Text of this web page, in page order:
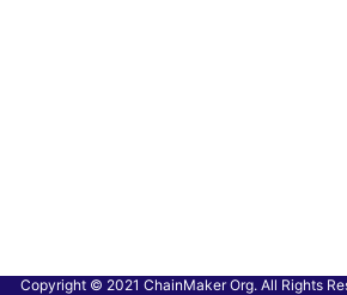
Copyright © 2021 ChainMaker Org. All Rights